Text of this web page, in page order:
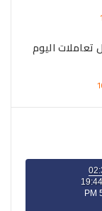
تعاملات اليوم